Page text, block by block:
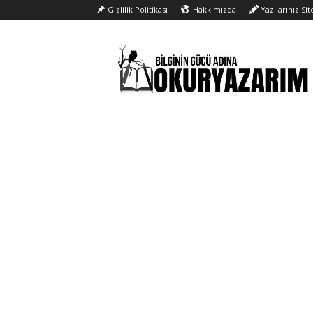
Gizlilik Politikası Hakkımızda Yazılarınız
Yazarım